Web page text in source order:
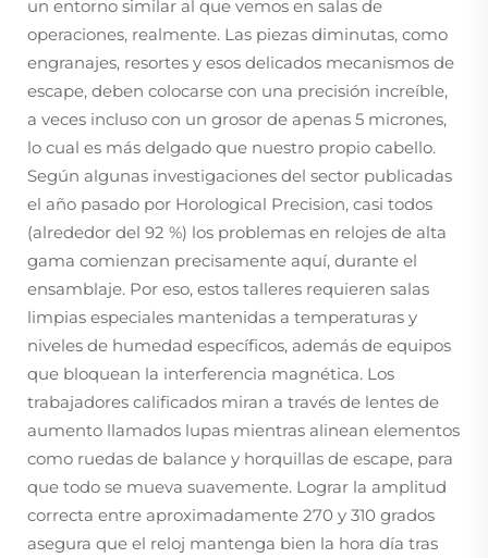
un entorno similar al que vemos en salas de
operaciones, realmente. Las piezas diminutas, como
engranajes, resortes y esos delicados mecanismos de
escape, deben colocarse con una precisión increíble,
a veces incluso con un grosor de apenas 5 micrones,
lo cual es más delgado que nuestro propio cabello.
Según algunas investigaciones del sector publicadas
el año pasado por Horological Precision, casi todos
(alrededor del 92 %) los problemas en relojes de alta
gama comienzan precisamente aquí, durante el
ensamblaje. Por eso, estos talleres requieren salas
limpias especiales mantenidas a temperaturas y
niveles de humedad específicos, además de equipos
que bloquean la interferencia magnética. Los
trabajadores calificados miran a través de lentes de
aumento llamados lupas mientras alinean elementos
como ruedas de balance y horquillas de escape, para
que todo se mueva suavemente. Lograr la amplitud
correcta entre aproximadamente 270 y 310 grados
asegura que el reloj mantenga bien la hora día tras